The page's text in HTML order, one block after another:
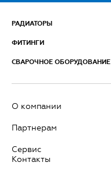
РАДИАТОРЫ
ФИТИНГИ
СВАРОЧНОЕ ОБОРУДОВАНИЕ
О компании
Партнерам
Сервис
Контакты